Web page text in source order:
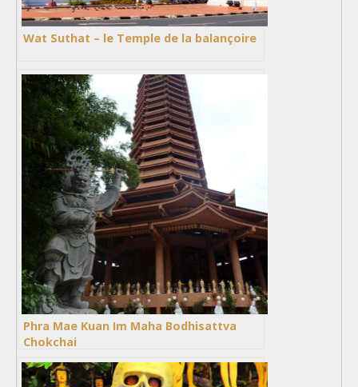
Wat Suthat – le Temple de la balançoire
Phra Mae Kuan Im Maha Bodhisattva
Chokchai